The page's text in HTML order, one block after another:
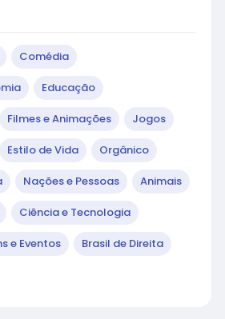
Comédia
Educação
Filmes e Animações Jogos
Estilo de Vida Orgânico
Nações e Pessoas Animais
Ciência e Tecnologia
e Eventos Brasil de Direita